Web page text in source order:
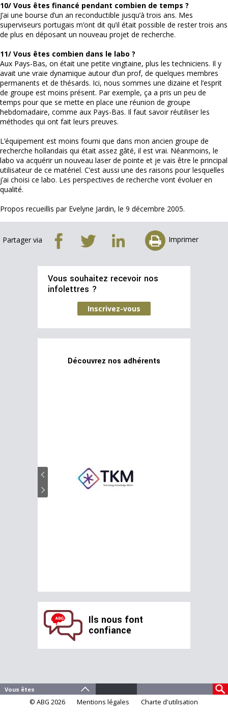
10/ Vous êtes financé pendant combien de temps ?
J’ai une bourse d’un an reconductible jusqu’à trois ans. Mes
superviseurs portugais m’ont dit qu’il était possible de rester trois ans
de plus en déposant un nouveau projet de recherche.
11/ Vous êtes combien dans le labo ?
Aux Pays-Bas, on était une petite vingtaine, plus les techniciens. Il y
avait une vraie dynamique autour d’un prof, de quelques membres
permanents et de thésards. Ici, nous sommes une dizaine et l’esprit
de groupe est moins présent. Par exemple, ça a pris un peu de
temps pour que se mette en place une réunion de groupe
hebdomadaire, comme aux Pays-Bas. Il faut savoir réutiliser les
méthodes qui ont fait leurs preuves.
L’équipement est moins fourni que dans mon ancien groupe de
recherche hollandais qui était assez gâté, il est vrai. Néanmoins, le
labo va acquérir un nouveau laser de pointe et je vais être le principal
utilisateur de ce matériel. C’est aussi une des raisons pour lesquelles
j’ai choisi ce labo. Les perspectives de recherche vont évoluer en
qualité.
Propos recueillis par Evelyne Jardin, le 9 décembre 2005.
Partager via Imprimer
Vous souhaitez recevoir nos
infolettres ?
Inscrivez-vous
Découvrez nos adhérents
Ils nous font
confiance
© ABG 2026 Mentions légales
Charte d'utilisation